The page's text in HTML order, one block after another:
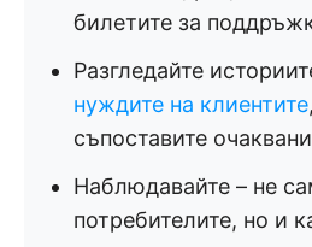
билетите за
Разгледайте
нуждите на клиентите
съпоставите
Наблюдавайте – не
потребителите, но и